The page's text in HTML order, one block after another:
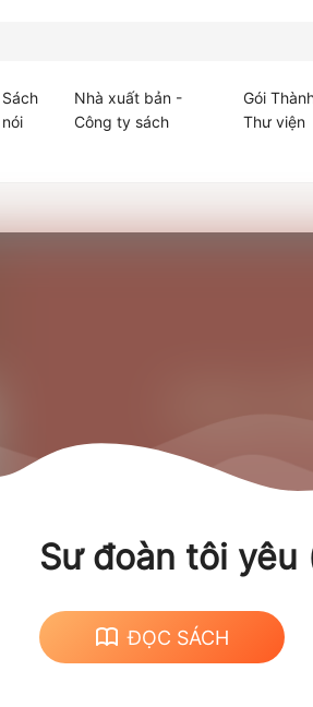
Sách
nói
Nhà xuất bản -
Công ty sách
Gói
Thư viện
Sư đoàn tôi
ĐỌC SÁCH